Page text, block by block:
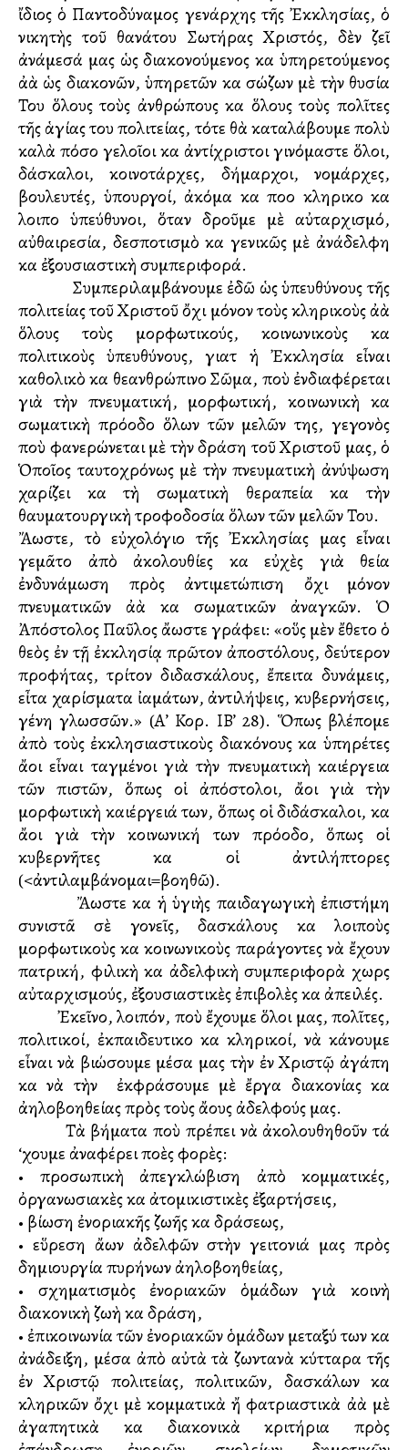
ἴδιος ὁ Παντοδύναμος γενάρχης τῆς Ἐκκλησίας, ὁ
νικητὴς τοῦ θανάτου Σωτήρας Χριστός, δὲν ζεῖ
ἀνάμεσά μας ὡς διακονούμενος καὶ ὑπηρετούμενος
ἀλλὰ ὡς διακονῶν, ὑπηρετῶν καὶ σώζων μὲ τὴν θυσία
Του ὅλους τοὺς ἀνθρώπους καὶ ὅλους τοὺς πολῖτες
τῆς ἁγίας του πολιτείας, τότε θὰ καταλάβουμε πολὺ
καλὰ πόσο γελοῖοι καὶ ἀντίχριστοι γινόμαστε ὅλοι,
δάσκαλοι, κοινοτάρχες, δήμαρχοι, νομάρχες,
βουλευτές, ὑπουργοί, ἀκόμα καὶ πολλοὶ κληρικοὶ καὶ
λοιποὶ ὑπεύθυνοι, ὅταν δροῦμε μὲ αὐταρχισμό,
αὐθαιρεσία, δεσποτισμὸ καὶ γενικῶς μὲ ἀνάδελφη
καὶ ἐξουσιαστικὴ συμπεριφορά.
Συμπεριλαμβάνουμε ἐδῶ ὡς ὑπευθύνους τῆς
πολιτείας τοῦ Χριστοῦ ὄχι μόνον τοὺς κληρικοὺς ἀλλὰ
ὅλους τοὺς μορφωτικούς, κοινωνικοὺς καὶ
πολιτικοὺς ὑπευθύνους, γιατὶ ἡ Ἐκκλησία εἶναι
καθολικὸ καὶ θεανθρώπινο Σῶμα, ποὺ ἐνδιαφέρεται
γιὰ τὴν πνευματική, μορφωτική, κοινωνικὴ καὶ
σωματικὴ πρόοδο ὅλων τῶν μελῶν της, γεγονὸς
ποὺ φανερώνεται μὲ τὴν δράση τοῦ Χριστοῦ μας, ὁ
Ὁποῖος ταυτοχρόνως μὲ τὴν πνευματικὴ ἀνύψωση
χαρίζει καὶ τὴ σωματικὴ θεραπεία καὶ τὴν
θαυματουργικὴ τροφοδοσία ὅλων τῶν μελῶν Του.
Ἄλλωστε, τὸ εὐχολόγιο τῆς Ἐκκλησίας μας εἶναι
γεμᾶτο ἀπὸ ἀκολουθίες καὶ εὐχὲς γιὰ θεία
ἐνδυνάμωση πρὸς ἀντιμετώπιση ὄχι μόνον
πνευματικῶν ἀλλὰ καὶ σωματικῶν ἀναγκῶν. Ὁ
Ἀπόστολος Παῦλος ἄλλωστε γράφει: «οὕς μὲν ἔθετο ὁ
θεὸς ἐν τῇ ἐκκλησίᾳ πρῶτον ἀποστόλους, δεύτερον
προφήτας, τρίτον διδασκάλους, ἔπειτα δυνάμεις,
εἶτα χαρίσματα ἰαμάτων, ἀντιλήψεις, κυβερνήσεις,
γένη γλωσσῶν.» (Α’ Κορ. ΙΒ’ 28). Ὅπως βλέπομε
ἀπὸ τοὺς ἐκκλησιαστικοὺς διακόνους καὶ ὑπηρέτες
ἄλλοι εἶναι ταγμένοι γιὰ τὴν πνευματικὴ καλλιέργεια
τῶν πιστῶν, ὅπως οἱ ἀπόστολοι, ἄλλοι γιὰ τὴν
μορφωτικὴ καλλιέργειά των, ὅπως οἱ διδάσκαλοι, καὶ
ἄλλοι γιὰ τὴν κοινωνική των πρόοδο, ὅπως οἱ
κυβερνῆτες καὶ οἱ ἀντιλήπτορες
(<ἀντιλαμβάνομαι=βοηθῶ).
Ἄλλωστε καὶ ἡ ὑγιὴς παιδαγωγικὴ ἐπιστήμη
συνιστᾶ σὲ γονεῖς, δασκάλους καὶ λοιποὺς
μορφωτικοὺς καὶ κοινωνικοὺς παράγοντες νὰ ἔχουν
πατρική, φιλικὴ καὶ ἀδελφικὴ συμπεριφορὰ χωρὶς
αὐταρχισμούς, ἐξουσιαστικὲς ἐπιβολὲς καὶ ἀπειλές.
Ἐκεῖνο, λοιπόν, ποὺ ἔχουμε ὅλοι μας, πολῖτες,
πολιτικοί, ἐκπαιδευτικοὶ καὶ κληρικοί, νὰ κάνουμε
εἶναι νὰ βιώσουμε μέσα μας τὴν ἐν Χριστῷ ἀγάπη
καὶ νὰ τὴν ἐκφράσουμε μὲ ἔργα διακονίας καὶ
ἀλληλοβοηθείας πρὸς τοὺς ἄλλους ἀδελφούς μας.
Τὰ βήματα ποὺ πρέπει νὰ ἀκολουθηθοῦν τά
‘χουμε ἀναφέρει πολλὲς φορὲς:
• προσωπικὴ ἀπεγκλώβιση ἀπὸ κομματικές,
ὀργανωσιακὲς καὶ ἀτομικιστικὲς ἐξαρτήσεις,
• βίωση ἐνοριακῆς ζωῆς καὶ δράσεως,
• εὕρεση ἄλλων ἀδελφῶν στὴν γειτονιά μας πρὸς
δημιουργία πυρήνων ἀλληλοβοηθείας,
• σχηματισμὸς ἐνοριακῶν ὁμάδων γιὰ κοινὴ
διακονικὴ ζωὴ καὶ δράση,
• ἐπικοινωνία τῶν ἐνοριακῶν ὁμάδων μεταξύ των καὶ
ἀνάδειξη, μέσα ἀπὸ αὐτὰ τὰ ζωντανὰ κύτταρα τῆς
ἐν Χριστῷ πολιτείας, πολιτικῶν, δασκάλων καὶ
κληρικῶν ὄχι μὲ κομματικὰ ἤ φατριαστικὰ ἀλλὰ μὲ
ἀγαπητικὰ καὶ διακονικὰ κριτήρια πρὸς